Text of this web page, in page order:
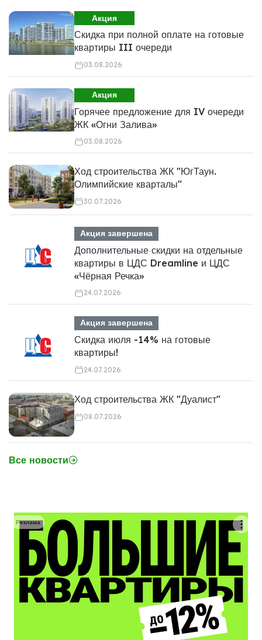
Акция
Скидка при полной оплате на готовые
квартиры III очереди
03.08.2026
Акция
Горячее предложение для IV очереди
ЖК «Огни Залива»
03.08.2026
Ход строительства ЖК "ЮгТаун.
Олимпийские кварталы"
30.07.2026
Акция завершена
Дополнительные скидки на отдельные
квартиры в ЦДС Dreamline и ЦДС
«Чёрная Речка»
24.07.2026
Акция завершена
Скидка июля -14% на готовые
квартиры!
24.07.2026
Ход строительства ЖК "Дуалист"
08.07.2026
Все новости
Реклама